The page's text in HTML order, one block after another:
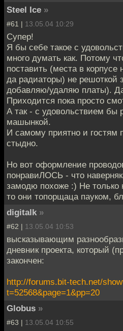
Steel Ice »
#61 | 13.05.04 10:29
Супер!
Я бы себе такое с
много думать как. Потому
поставить (места в корпусе
да радиаторы) не решоткой
добавляю/удаляю платы).
Приходится пока просто
А так - с удовольствием бы
машынкой.
И самому приятно и гостям
стыдно.
Но вот оформление
понравиЛОСЬ - что
замодю похоже :) Не только
то они топорщаца пауком,
digitalk »
#62 | 13.05.04 10:53
высказывающим
дневник проекта, который
закончен:
http://forums.bit-tech.net/
t=52568&page=1&pp=20
Globus »
#63 | 13.05.04 10:55